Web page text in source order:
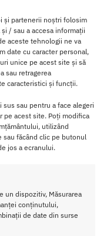
și partenerii noștri folosim
/ sau a accesa informații
aceste tehnologii ne va
date cu caracter personal,
unice pe acest site și să
sau retragerea
caracteristici și funcții.
sau pentru a face alegeri
pe acest site. Poți modifica
utilizând
sau făcând clic pe butonul
jos a ecranului.
un dispozitiv, Măsurarea
conținutului,
de date din surse
interioara goala ofera o
pe parcursul actului,
Hollow
este special creat
mai apropiate de
necesara pentru
poate fi purtat atat de
cat si de femei, ca
confortabil si sigur pe
PVC, acest strapon este